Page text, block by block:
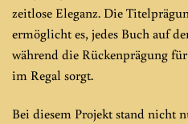
zeitlose Eleganz. Die
ermöglicht es, jedes Buch auf
während die Rückenprägung
im Regal sorgt.
Bei diesem Projekt stand nicht